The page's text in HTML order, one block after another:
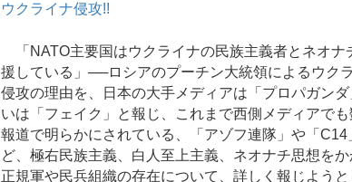
ウクライナ侵攻!!
「NATO主要国はウクライナの民族主義者とネオナ
援している」──ロシアのプーチン大統領によるウク
侵攻の理由を、日本の大手メディアは「プロパガンダ
いは「フェイク」と報じ、これまで西側メディアで
報道で明らかにされている、「アゾフ連隊」や「C14
ど、極右民族主義、白人至上主義、ネオナチ思想をか
正規軍や民兵組織の存在について、詳しく報じよう